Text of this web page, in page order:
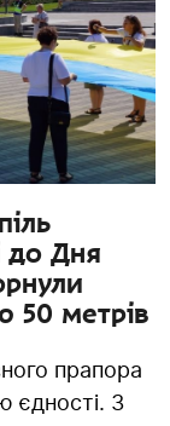
до Дня
50 метрів
прапора
єдності. З